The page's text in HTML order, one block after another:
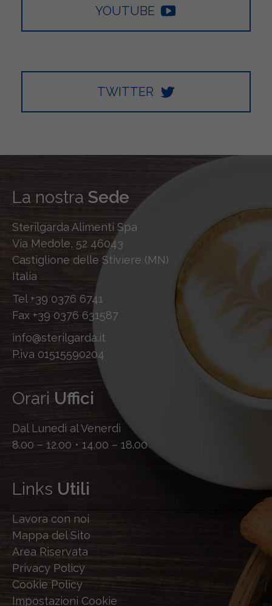
YOUTUBE
TWITTER
La nostra Sede
Sterilgarda Alimenti Spa
Via Medole, 52 46043
Castiglione delle Stiviere (MN)
Italia
Tel +39 0376 6741
Fax +39 0376 631587
info@sterilgarda.it
P.iva 01515590204
Orari Uffici
Dal Lunedì al Venerdì
8.00 – 12.00 • 14.00 – 18.00
Links Utili
Lavora con noi
Mappa del Sito
Area Riservata
Privacy Policy
Cookie Policy
Impostazioni Cookie